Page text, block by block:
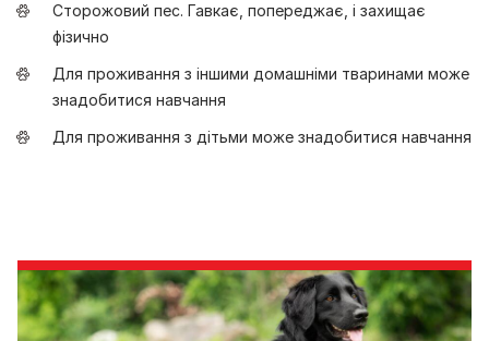
Сторожовий пес. Гавкає, попереджає, і захищає
фізично
Для проживання з іншими домашніми тваринами може
знадобитися навчання
Для проживання з дітьми може знадобитися навчання